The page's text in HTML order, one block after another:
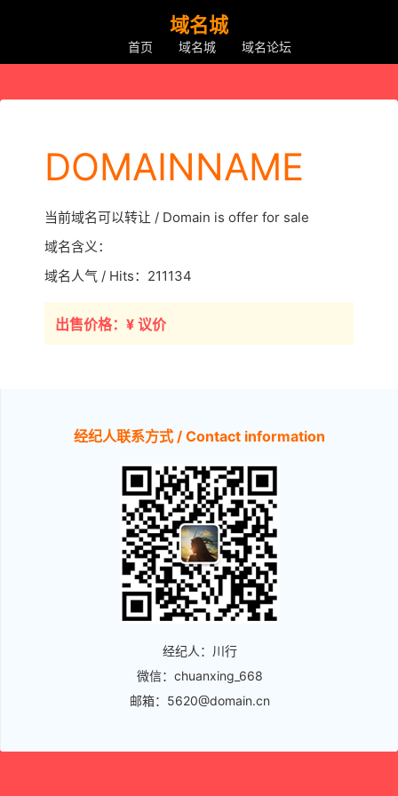
域名城
首页 域名城 域名论坛
DOMAINNAME
当前域名可以转让 / Domain is offer for sale
域名含义：
域名人气 / Hits：211134
出售价格：¥ 议价
经纪人联系方式 / Contact information
经纪人：川行
微信：chuanxing_668
邮箱：5620@domain.cn